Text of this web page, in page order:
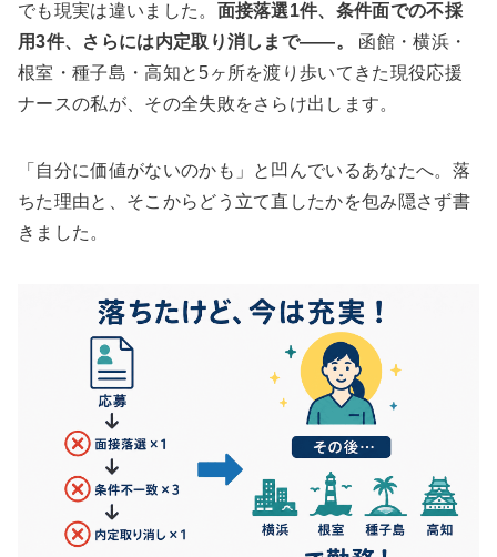
でも現実は違いました。 面接落選1件、条件面での不採
用3件、さらには内定取り消しまで——。
函館・横浜・
根室・種子島・高知と5ヶ所を渡り歩いてきた現役応援
ナースの私が、その全失敗をさらけ出します。
「自分に価値がないのかも」と凹んでいるあなたへ。落
ちた理由と、そこからどう立て直したかを包み隠さず書
きました。